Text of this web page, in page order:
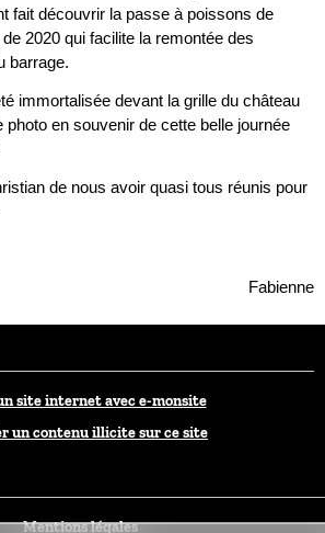
fait découvrir la passe à poissons de
2020 qui facilite la remontée des
barrage.
immortalisée devant la grille du château
photo en souvenir de cette belle journée
de nous avoir quasi tous réunis pour
Fabienne
site internet avec e-monsite
un contenu illicite sur ce site
Mentions légales